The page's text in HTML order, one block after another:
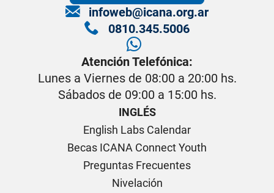
infoweb@icana.org.ar
0810.345.5006
Atención Telefónica:
Lunes a Viernes de 08:00 a 20:00 hs.
Sábados de 09:00 a 15:00 hs.
INGLÉS
English Labs Calendar
Becas ICANA Connect Youth
Preguntas Frecuentes
Nivelación